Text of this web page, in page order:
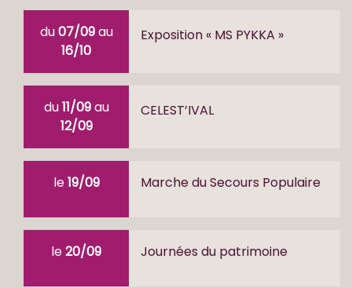
du07/09au
16/10
Exposition « MS PYKKA »
du11/09au
12/09
CELEST’IVAL
le19/09 Marche du Secours Populaire
le20/09 Journées du patrimoine